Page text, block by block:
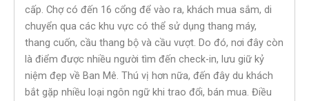
cấp. Chợ có đến 16 cổng để vào ra, khách mua sắm, di
chuyển qua các khu vực có thể sử dụng thang máy,
thang cuốn, cầu thang bộ và cầu vượt. Do đó, nơi đây còn
là điểm được nhiều người tìm đến check-in, lưu giữ kỷ
niệm đẹp về Ban Mê. Thú vị hơn nữa, đến đây du khách
bắt gặp nhiều loại ngôn ngữ khi trao đổi, bán mua. Điều